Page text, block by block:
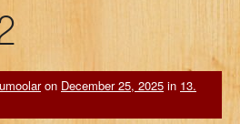
on December 25, 2025 in 13.